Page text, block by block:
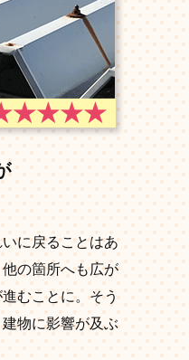
に戻ることはあ
の箇所へも広が
むことに。そう
物に影響が及ぶ